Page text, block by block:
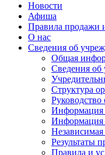
Новости
Афиша
Правила продажи
О нас
Сведения об
Общая
Сведения об
Структура
Руководство
Информация
Информация
Независимая
Результаты
Правила и